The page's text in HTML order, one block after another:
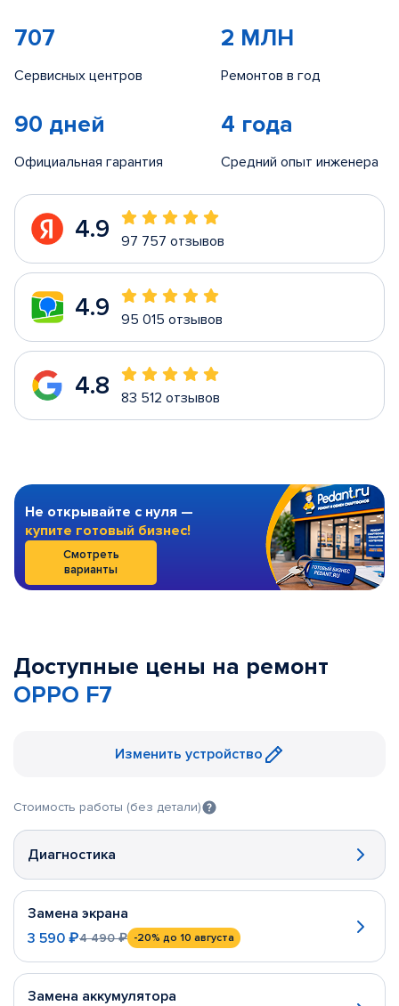
707
Сервисных центров
2 МЛН
Ремонтов в год
90 дней
Официальная гарантия
4 года
Средний опыт инженера
4.9 97 757 отзывов
4.9 95 015 отзывов
4.8 83 512 отзывов
Не открывайте с нуля —
купите готовый бизнес!
Смотреть
варианты
Доступные цены на ремонт
OPPO F7
Изменить устройство
Стоимость работы (без детали)
Диагностика
Замена экрана
3 590 ₽4 490 ₽ -20% до 10 августа
Замена аккумулятора